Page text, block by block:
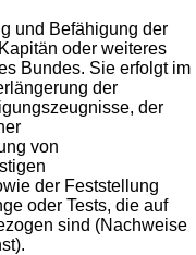
und Befähigung der
oder weiteres
Bundes. Sie erfolgt im
der
der
von
der Feststellung
oder Tests, die auf
sind (Nachweise